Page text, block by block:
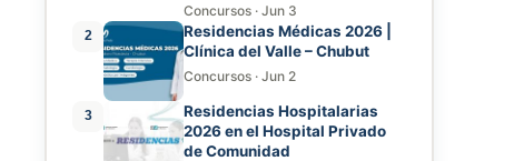
Concursos · Jun 3
2
Residencias Médicas 2026 |
Clínica del Valle – Chubut
Concursos · Jun 2
3
Residencias Hospitalarias
2026 en el Hospital Privado
de Comunidad